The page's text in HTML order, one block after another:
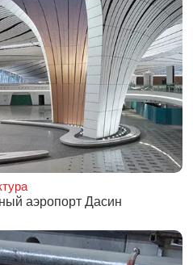
аэропорт Дасин